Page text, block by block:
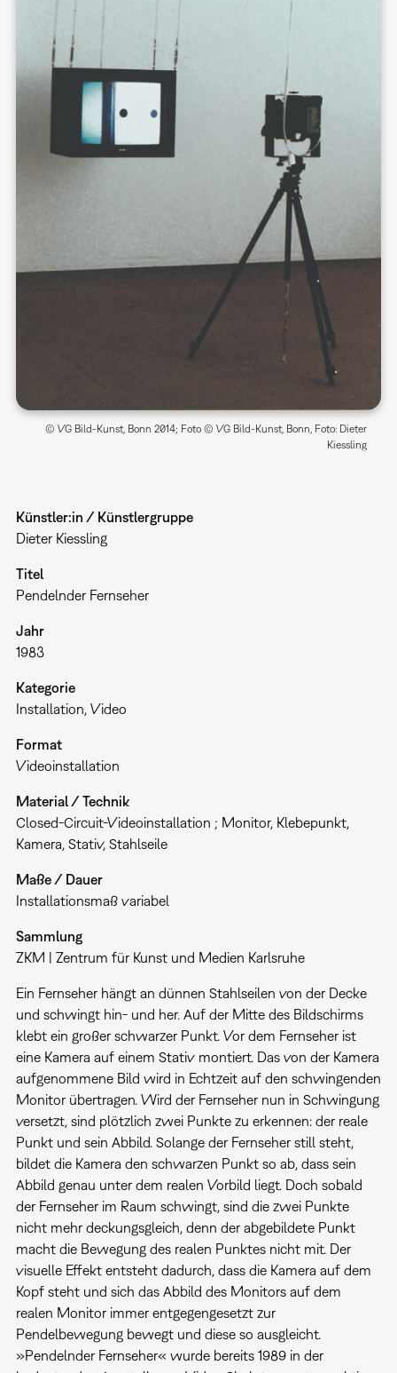
© VG Bild-Kunst, Bonn 2014; Foto © VG Bild-Kunst, Bonn, Foto: Dieter
Kiessling
Künstler:in / Künstlergruppe
Dieter Kiessling
Titel
Pendelnder Fernseher
Jahr
1983
Kategorie
Installation Video
Format
Videoinstallation
Material / Technik
Closed-Circuit-Videoinstallation ; Monitor, Klebepunkt,
Kamera, Stativ, Stahlseile
Maße / Dauer
Installationsmaß variabel
Sammlung
ZKM | Zentrum für Kunst und Medien Karlsruhe
Ein Fernseher hängt an dünnen Stahlseilen von der Decke
und schwingt hin- und her. Auf der Mitte des Bildschirms
klebt ein großer schwarzer Punkt. Vor dem Fernseher ist
eine Kamera auf einem Stativ montiert. Das von der Kamera
aufgenommene Bild wird in Echtzeit auf den schwingenden
Monitor übertragen. Wird der Fernseher nun in Schwingung
versetzt, sind plötzlich zwei Punkte zu erkennen: der reale
Punkt und sein Abbild. Solange der Fernseher still steht,
bildet die Kamera den schwarzen Punkt so ab, dass sein
Abbild genau unter dem realen Vorbild liegt. Doch sobald
der Fernseher im Raum schwingt, sind die zwei Punkte
nicht mehr deckungsgleich, denn der abgebildete Punkt
macht die Bewegung des realen Punktes nicht mit. Der
visuelle Effekt entsteht dadurch, dass die Kamera auf dem
Kopf steht und sich das Abbild des Monitors auf dem
realen Monitor immer entgegengesetzt zur
Pendelbewegung bewegt und diese so ausgleicht.
»Pendelnder Fernseher« wurde bereits 1989 in der